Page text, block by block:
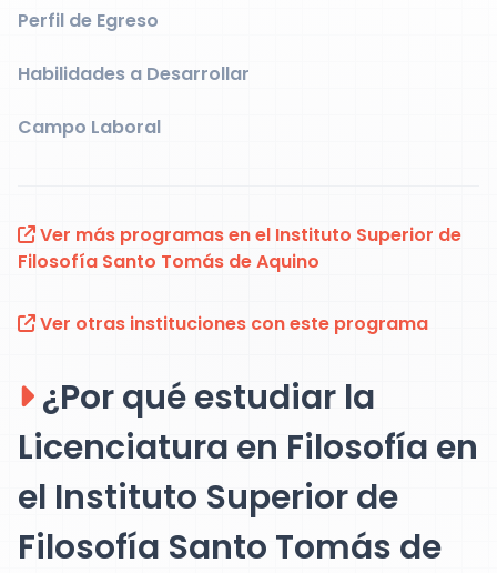
Perfil de Egreso
Habilidades a Desarrollar
Campo Laboral
Ver más programas en el Instituto Superior de
Filosofía Santo Tomás de Aquino
Ver otras instituciones con este programa
¿Por qué estudiar la
Licenciatura en Filosofía en
el Instituto Superior de
Filosofía Santo Tomás de